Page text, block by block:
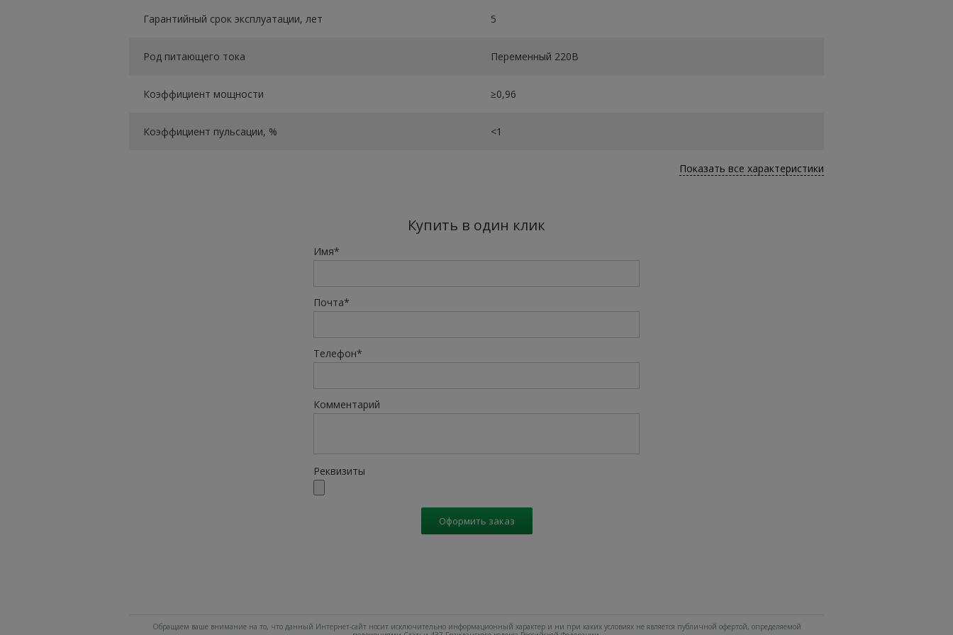
Гарантийный срок эксплуатации, лет 5
Род питающего тока Переменный 220В
Коэффициент мощности ≥0,96
Коэффициент пульсации, % <1
Показать все характеристики
Купить в один клик
Имя*
Почта*
Телефон*
Комментарий
Реквизиты
Оформить заказ
Обращаем ваше внимание на то, что данный Интернет-сайт носит исключительно информационный характер и ни при каких условиях не является публичной офертой, определяемой